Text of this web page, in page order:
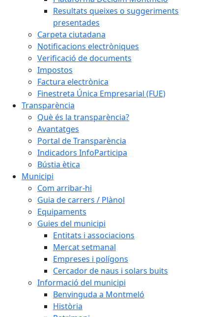
Resultats queixes o suggeriments
presentades
Carpeta ciutadana
Notificacions electròniques
Verificació de documents
Impostos
Factura electrònica
Finestreta Única Empresarial (FUE)
Transparència
Què és la transparència?
Avantatges
Portal de Transparència
Indicadors InfoParticipa
Bústia ètica
Municipi
Com arribar-hi
Guia de carrers / Plànol
Equipaments
Guies del municipi
Entitats i associacions
Mercat setmanal
Empreses i polígons
Cercador de naus i solars buits
Informació del municipi
Benvinguda a Montmeló
Història